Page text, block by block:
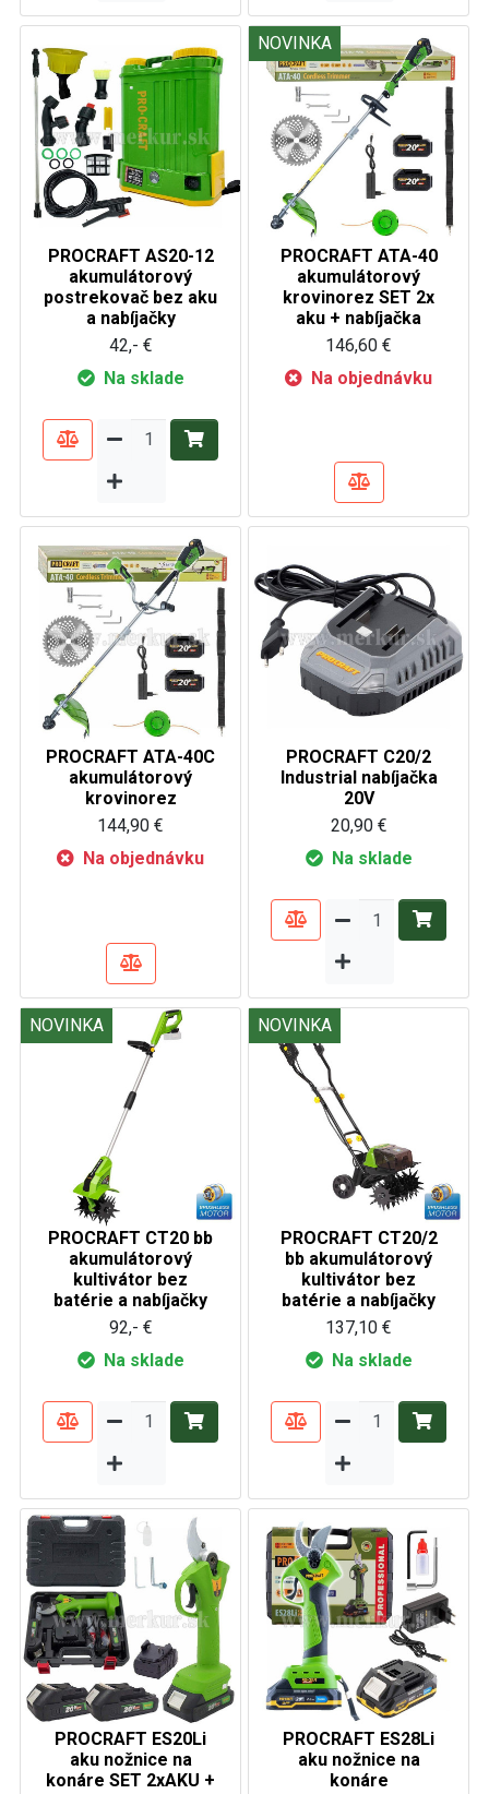
PROCRAFT AS20-12
akumulátorový
postrekovač bez aku
a nabíjačky
42,- €
Na sklade
NOVINKA
PROCRAFT ATA-40
akumulátorový
krovinorez SET 2x
aku + nabíjačka
146,60 €
Na objednávku
PROCRAFT ATA-40C
akumulátorový
krovinorez
144,90 €
Na objednávku
PROCRAFT C20/2
Industrial nabíjačka
20V
20,90 €
Na sklade
NOVINKA
PROCRAFT CT20 bb
akumulátorový
kultivátor bez
batérie a nabíjačky
92,- €
Na sklade
NOVINKA
PROCRAFT CT20/2
bb akumulátorový
kultivátor bez
batérie a nabíjačky
137,10 €
Na sklade
PROCRAFT ES20Li
aku nožnice na
konáre SET 2xAKU +
PROCRAFT ES28Li
aku nožnice na
konáre